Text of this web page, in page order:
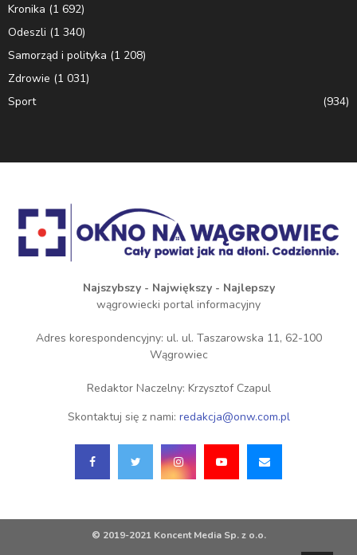
Kronika (1 692)
Odeszli (1 340)
Samorząd i polityka (1 208)
Zdrowie (1 031)
Sport
(934)
Najszybszy - Największy - Najlepszy
wągrowiecki portal informacyjny
Adres korespondencyjny: ul. ul. Taszarowska 11, 62-100
Wągrowiec
Redaktor Naczelny: Krzysztof Czapul
Skontaktuj się z nami: redakcja@onw.com.pl
© 2019-2021 Koncent Media Sp. z o.o.